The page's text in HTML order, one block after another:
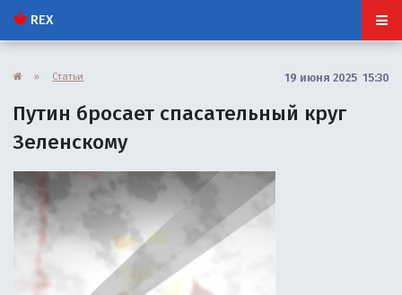
REX
» Статьи 19 июня 2025 15:30
Путин бросает спасательный круг
Зеленскому